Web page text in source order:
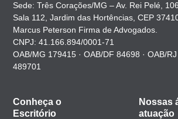
Sede: Três Corações/MG – Av. Rei Pelé,
Sala 112, Jardim das Hortências, CEP
Marcus Peterson Firma de Advogados.
CNPJ: 41.166.894/0001-71
OAB/MG 179415 · OAB/DF 84698 · OAB/
489701
Conheça o
Escritório
Nossas
atuação